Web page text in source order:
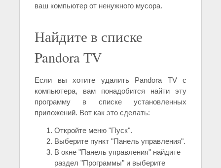
ваш компьютер от ненужного мусора.
Найдите в списке
Pandora TV
Если вы хотите удалить Pandora TV с
компьютера, вам понадобится найти эту
программу в списке установленных
приложений. Вот как это сделать:
Откройте меню "Пуск".
Выберите пункт "Панель управления".
В окне "Панель управления" найдите
раздел "Программы" и выберите